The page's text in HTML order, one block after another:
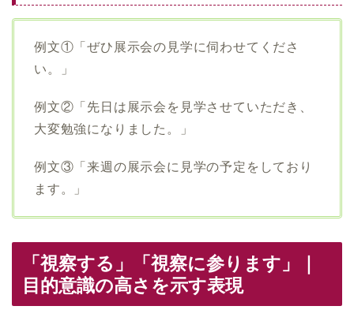
例文①「ぜひ展示会の見学に伺わせてくださ
い。」
例文②「先日は展示会を見学させていただき、
大変勉強になりました。」
例文③「来週の展示会に見学の予定をしており
ます。」
「視察する」「視察に参ります」｜
目的意識の高さを示す表現